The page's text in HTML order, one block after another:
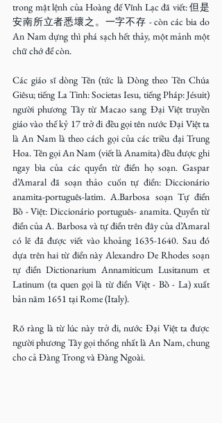
trong mật lệnh của Hoàng đế Vĩnh Lạc đã viết: 但是
安南所立者悉壞之。一字不存 - còn các bia do
An Nam dựng thì phá sạch hết thảy, một mảnh một
chữ chớ để còn.
Các giáo sĩ dòng Tên (tức là Dòng theo Tên Chúa
Giêsu; tiếng La Tinh: Societas Iesu, tiếng Pháp: Jésuit)
người phương Tây từ Macao sang Đại Việt truyền
giáo vào thế kỷ 17 trở đi đều gọi tên nước Đại Việt ta
là An Nam là theo cách gọi của các triều đại Trung
Hoa. Tên gọi An Nam (viết là Anamita) đều được ghi
ngay bìa của các quyển từ điển họ soạn. Gaspar
d’Amaral đã soạn thảo cuốn tự điển: Diccionário
anamita-português-latim. A.Barbosa soạn Tự điển
Bồ - Việt: Diccionário português- anamita. Quyển từ
điển của A. Barbosa và tự điển trên đây của d’Amaral
có lẽ đã được viết vào khoảng 1635-1640. Sau đó
dựa trên hai từ điển này Alexandro De Rhodes soạn
tự điển Dictionarium Annamiticum Lusitanum et
Latinum (ta quen gọi là từ điển Việt - Bồ - La) xuất
bản năm 1651 tại Rome (Italy).
Rõ ràng là từ lúc này trở đi, nước Đại Việt ta được
người phương Tây gọi thống nhất là An Nam, chung
cho cả Đàng Trong và Đàng Ngoài.